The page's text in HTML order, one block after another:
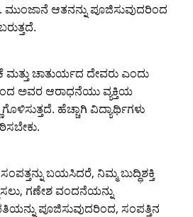
ಮುಂಜಾನೆ ಆತನನ್ನು ಪೂಜಿಸುವುದರಿಂದ
ಮತ್ತು ಚಾತುರ್ಯದ ದೇವರು ಎಂದು
ಅವರ ಆರಾಧನೆಯು ವ್ಯಕ್ತಿಯ
ಹೆಚ್ಚಾಗಿ ವಿದ್ಯಾರ್ಥಿಗಳು
ಬಯಸಿದರೆ, ನಿಮ್ಮ ಬುದ್ಧಿಶಕ್ತಿ
ಗಣೇಶ ವಂದನೆಯನ್ನು
ಪೂಜಿಸುವುದರಿಂದ, ಸಂಪತ್ತಿನ